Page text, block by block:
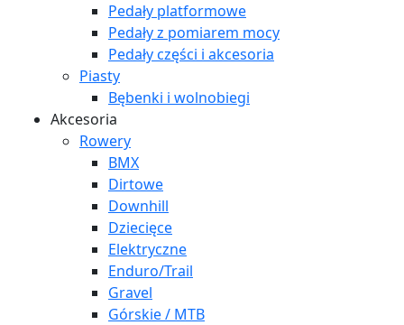
Pedały platformowe
Pedały z pomiarem mocy
Pedały części i akcesoria
Piasty
Bębenki i wolnobiegi
Akcesoria
Rowery
BMX
Dirtowe
Downhill
Dziecięce
Elektryczne
Enduro/Trail
Gravel
Górskie / MTB